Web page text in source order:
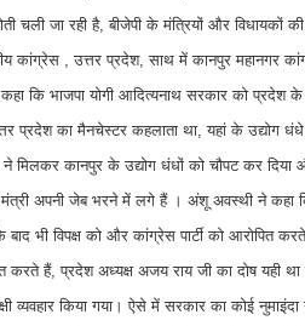
चली जा रही है, बीजेपी के मंत्रियों और
कांग्रेस , उत्तर प्रदेश, साथ में कानपुर महानगर
कि भाजपा योगी आदित्यनाथ सरकार को प्रदेश के
प्रदेश का मैनचेस्टर कहलाता था, यहां के उद्योग
मिलकर कानपुर के उद्योग धंधों को चौपट कर
अपनी जेब भरने में लगे हैं । अंशू अवस्थी ने कहा
बाद भी विपक्ष को और कांग्रेस पार्टी को
करते हैं, प्रदेश अध्यक्ष अजय राय जी का दोष यही
किया गया। ऐसे में सरकार का कोई